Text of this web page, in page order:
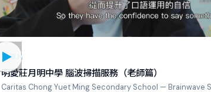
宣傳片
明愛莊月明中學 腦波掃描服務（老師篇）
Caritas Chong Yuet Ming Secondary School — Brainwave